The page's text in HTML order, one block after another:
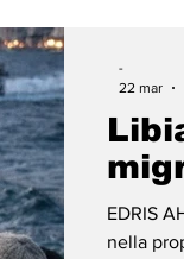
EDRIS AHMID-
nella
-
22 mar